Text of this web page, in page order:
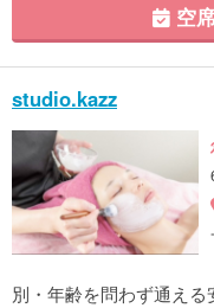
空
studio.kazz
別・年齢を問わず通え